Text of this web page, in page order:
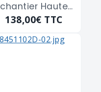
chantier Haute
visibilité ventilé
MILWAUKEE
138,00€ TTC